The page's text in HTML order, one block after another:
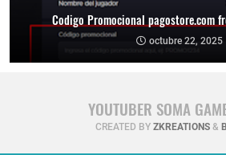
Codigo Promocional pagostore.com
octubre 22, 2025
YOUTUBER SOMA
CREATED BY ZKREATIONS&